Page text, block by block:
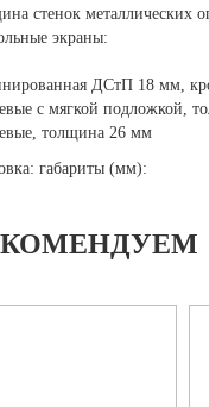
стенок металлических
экраны:
ДСтП 18 мм,
с мягкой подложкой,
толщина 26 мм
габариты (мм):